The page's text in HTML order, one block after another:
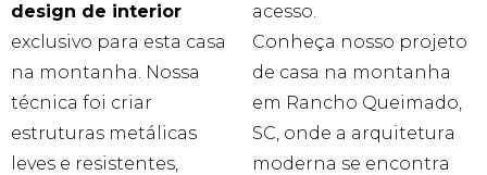
design de interior
exclusivo para esta casa
na montanha. Nossa
técnica foi criar
estruturas metálicas
leves e resistentes,
acesso.
Conheça nosso projeto
de casa na montanha
em Rancho Queimado,
SC, onde a arquitetura
moderna se encontra